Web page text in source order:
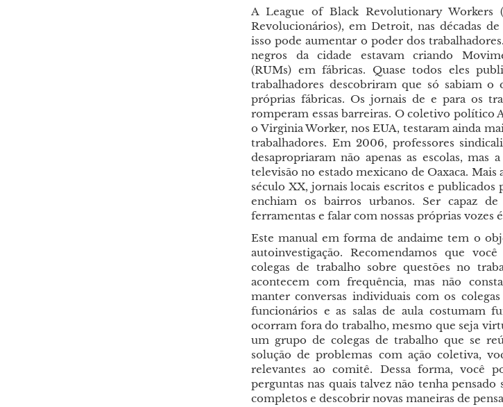
A League of Black Revolutionary Workers
Revolucionários), em Detroit, nas décadas
isso pode aumentar o poder dos
negros da cidade estavam criando
(RUMs) em fábricas. Quase todos eles
trabalhadores descobriram que só sabiam o
próprias fábricas. Os jornais de e para os
romperam essas barreiras. O coletivo político
o Virginia Worker, nos EUA, testaram ainda
trabalhadores. Em 2006, professores
desapropriaram não apenas as escolas, mas
televisão no estado mexicano de Oaxaca.
século XX, jornais locais escritos e publicados
enchiam os bairros urbanos. Ser capaz de
ferramentas e falar com nossas próprias vozes
Este manual em forma de andaime tem o
autoinvestigação. Recomendamos que
colegas de trabalho sobre questões no
acontecem com frequência, mas não
manter conversas individuais com os
funcionários e as salas de aula costumam
ocorram fora do trabalho, mesmo que seja
um grupo de colegas de trabalho que se
solução de problemas com ação coletiva,
relevantes ao comitê. Dessa forma, você
perguntas nas quais talvez não tenha
completos e descobrir novas maneiras de